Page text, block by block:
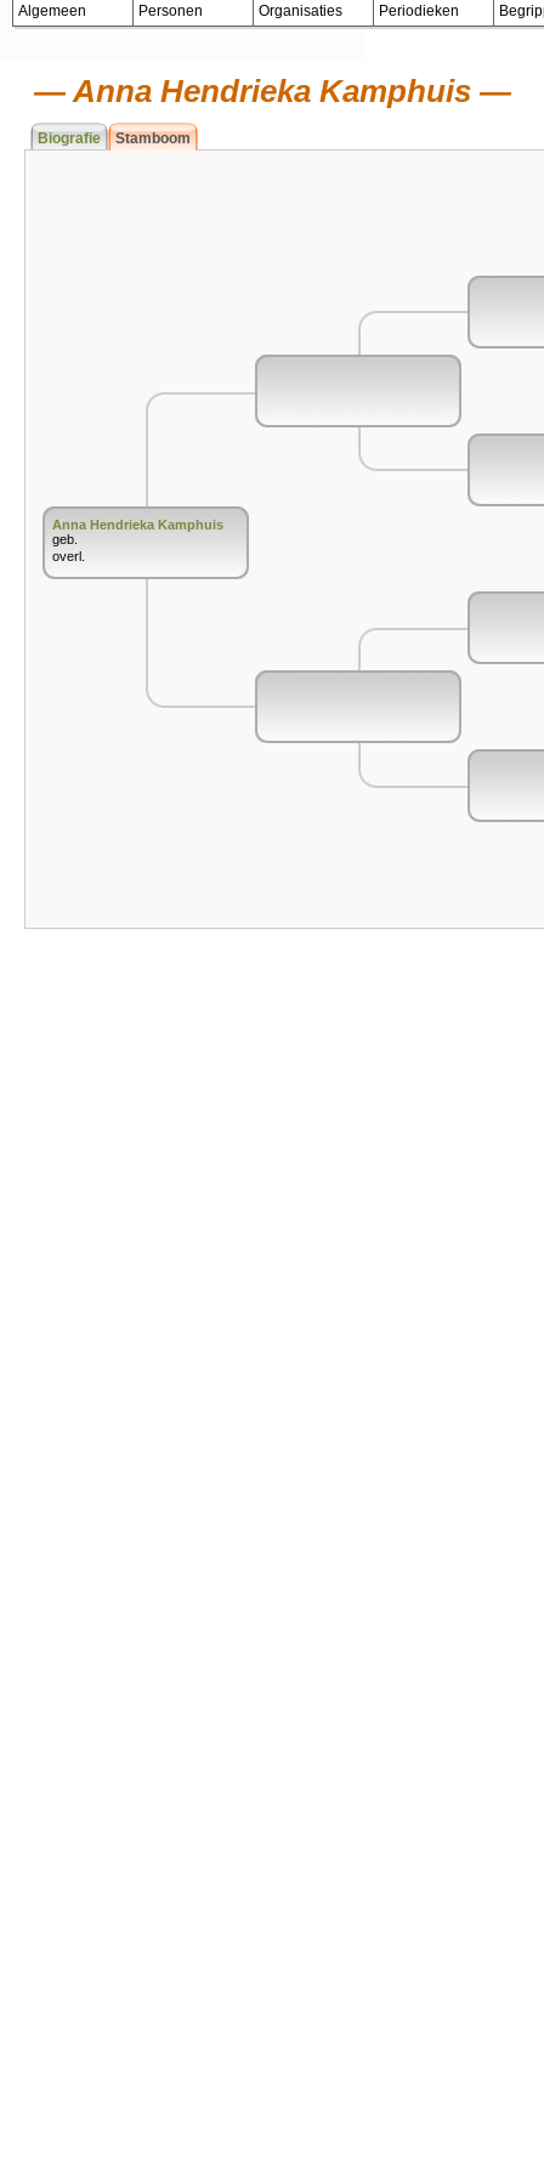
Algemeen Personen Organisaties Periodieken
Anna Hendrieka Kamphuis
Biografie Stamboom
Anna Hendrieka Kamphuis
geb.
overl.